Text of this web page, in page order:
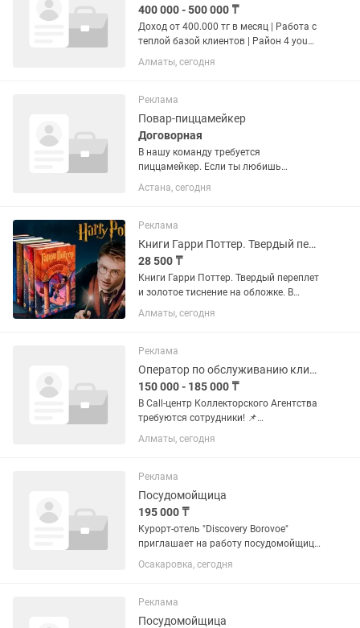
400 000 - 500 000 ₸
Доход от 400.000 тг в месяц | Работа с
теплой базой клиентов | Район 4 you
Здравствуйте! Меня зовут Наргиза, я
основатель компании Avital — лидер
наращивания и...
Алматы, сегодня
Реклама
Повар-пиццамейкер
Договорная
В нашу команду требуется
пиццамейкер. Если ты любишь
готовить, умеешь работать быстро,
аккуратно и хочешь развиваться в
быстрого питания — мы ждем именно
тебя! Мы...
Астана, сегодня
Реклама
Книги Гарри Поттер. Твердый переплет. Росмэн перевод.
28 500 ₸
Книги Гарри Поттер. Твердый переплет
и золотое тиснение на обложке. В
подарочной упаковке! Перевод
Росмэн. Книги новые. Имена
привыкли воспринимать их из...
Алматы, сегодня
Реклама
Оператор по обслуживанию клиентов по телефону
150 000 - 185 000 ₸
В Call-центр Коллекторского Агентства
требуются сотрудники! 📌
Обязанности: • Взыскание
задолженности, мотивация к оплате
Алматы, сегодня
Реклама
Посудомойщица
195 000 ₸
Курорт-отель "Discovery Borovoe"
приглашает на работу посудомойщицу.
«Discovery Borovoe» — это современный
курорт-отель для семейного отдыха,
природной зоне: среди...
Осакаровка, сегодня
Реклама
Посудомойщица